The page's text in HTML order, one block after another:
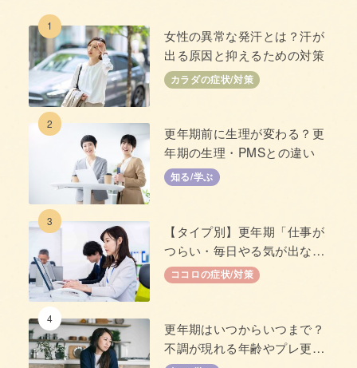
1
女性の異常な発汗とは？汗が
出る原因と抑えるための対策
カラダの症状/対策
2
更年期前に生理が変わる？更
年期の生理・PMSとの違い
知る/学ぶ
3
【タイプ別】更年期「仕事が
つらい・毎日やる気が出な
い」原因と対策
ココロの症状/対策
4
更年期はいつからいつまで？
不調が現れる年齢やプレ更年